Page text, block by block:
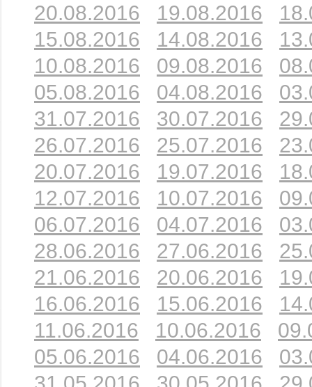
20.08.2016
19.08.2016
15.08.2016
14.08.2016
10.08.2016
09.08.2016
05.08.2016
04.08.2016
31.07.2016
30.07.2016
26.07.2016
25.07.2016
20.07.2016
19.07.2016
12.07.2016
10.07.2016
06.07.2016
04.07.2016
28.06.2016
27.06.2016
21.06.2016
20.06.2016
16.06.2016
15.06.2016
11.06.2016
10.06.2016
05.06.2016
04.06.2016